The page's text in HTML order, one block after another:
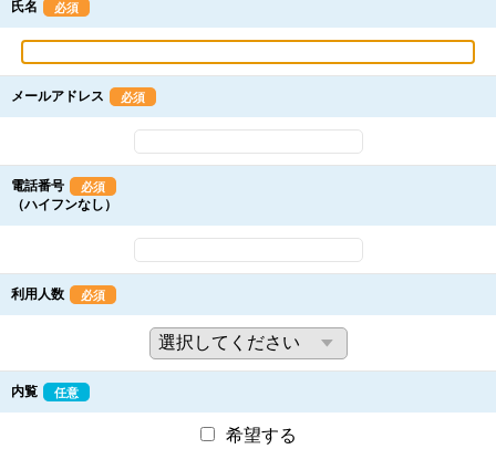
氏名 必須
メールアドレス 必須
電話番号 必須
（ハイフンなし）
利用人数 必須
内覧 任意
希望する